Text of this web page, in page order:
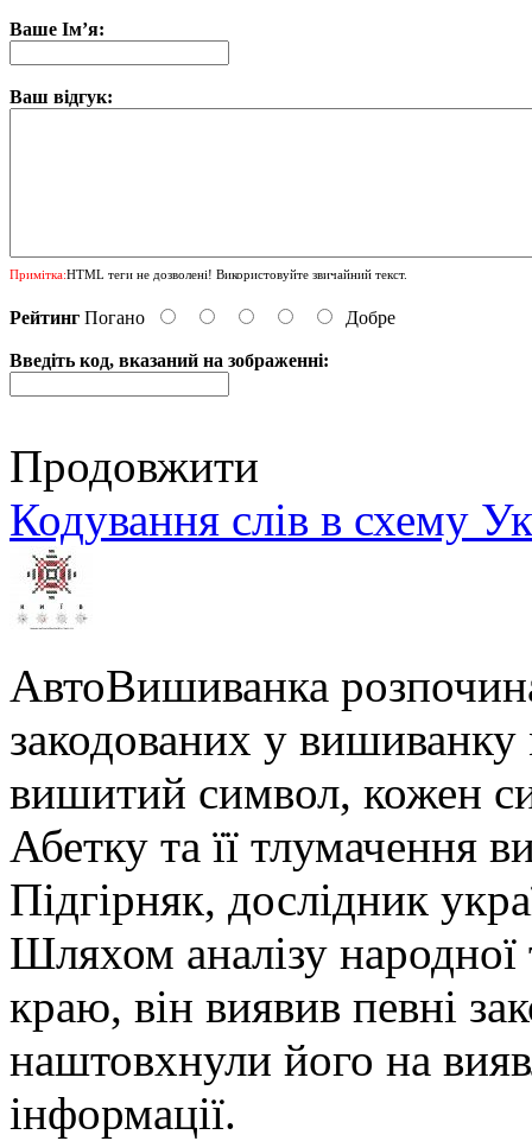
Ваше Ім’я:
Ваш відгук:
Примітка:HTML теги не дозволені! Використовуйте звичайний текст.
Рейтинг Погано Добре
Введіть код, вказаний на зображенні:
Продовжити
Кодування слів в схему
АвтоВишиванка
закодованих у
вишитий символ, кожен
Абетку та її тлумачення
Підгірняк, дослідник
Шляхом аналізу народної
краю, він виявив певні
наштовхнули його на
інформації.